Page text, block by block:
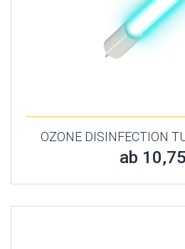
OZONE DISINFECTION
ab